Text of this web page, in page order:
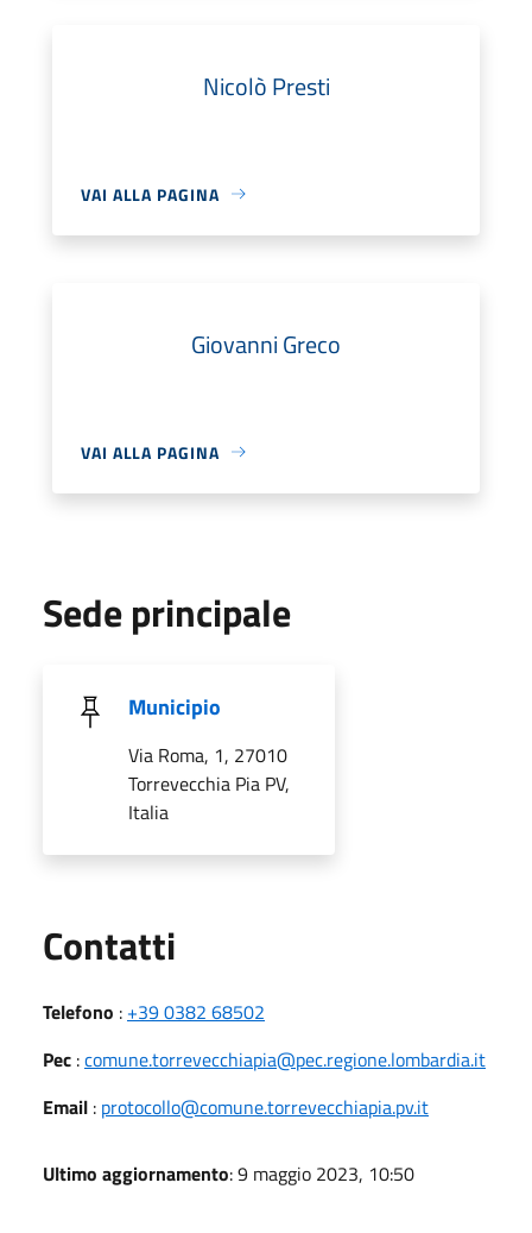
Nicolò Presti
VAI ALLA PAGINA
Giovanni Greco
VAI ALLA PAGINA
Sede principale
Municipio
Via Roma, 1, 27010
Torrevecchia Pia PV,
Italia
Contatti
Telefono : +39 0382 68502
Pec :comune.torrevecchiapia@pec.regione.lombardia.it
Email : protocollo@comune.torrevecchiapia.pv.it
Ultimo aggiornamento: 9 maggio 2023, 10:50